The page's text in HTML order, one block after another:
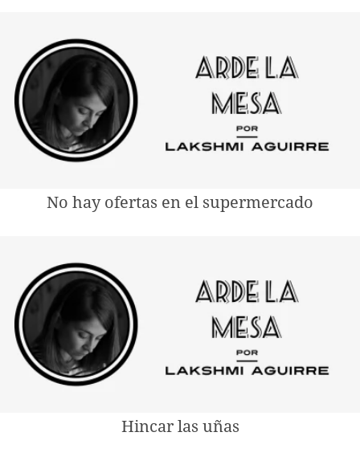
No hay ofertas en el supermercado
Hincar las uñas